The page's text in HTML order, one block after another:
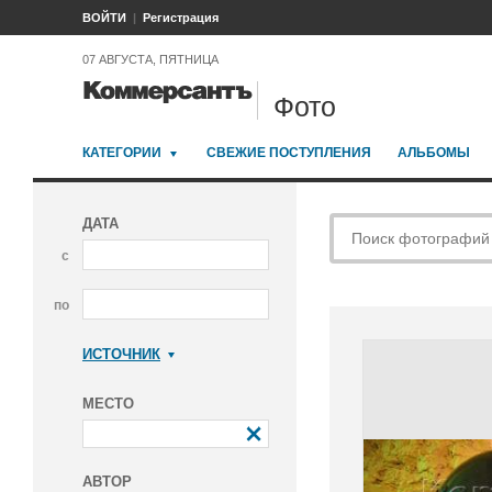
ВОЙТИ Регистрация
07 АВГУСТА, ПЯТНИЦА
Фото
КАТЕГОРИИ СВЕЖИЕ ПОСТУПЛЕНИЯ АЛЬБОМЫ
ДАТА
с
по
ИСТОЧНИК
МЕСТО
АВТОР